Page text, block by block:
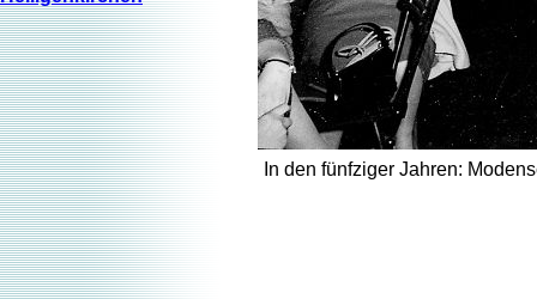
In den fünfziger Jahren: